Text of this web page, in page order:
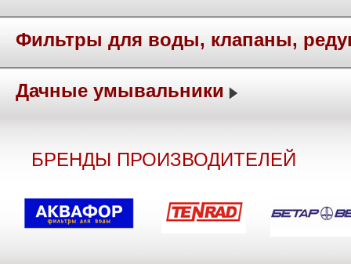
Фильтры для воды, клапаны,
Дачные умывальники
БРЕНДЫ ПРОИЗВОДИТЕЛЕЙ